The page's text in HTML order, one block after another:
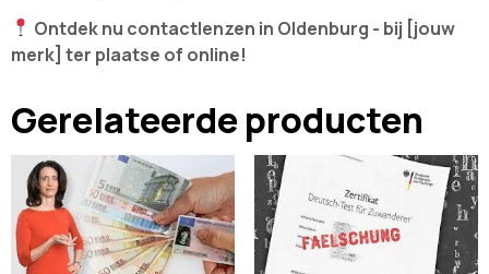
Ontdek nu contactlenzen in Oldenburg - bij [jouw
merk] ter plaatse of online!
Gerelateerde producten